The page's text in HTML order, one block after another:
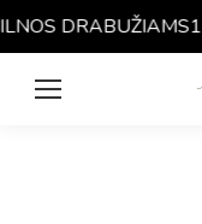
DRABUŽIAMS